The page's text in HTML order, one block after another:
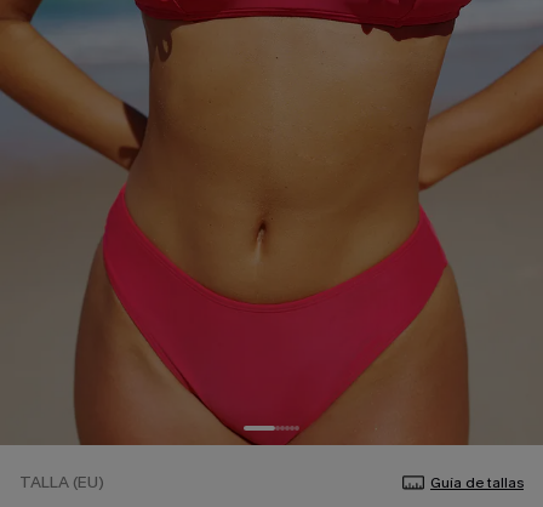
TALLA (EU) Guía de tallas